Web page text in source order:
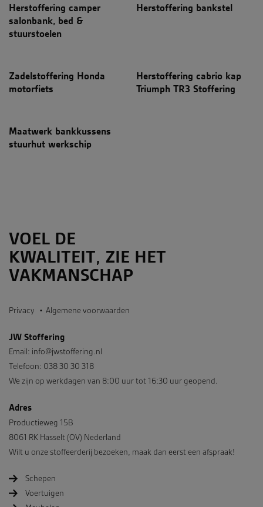
Herstoffering camper
salonbank, bed &
stuurstoelen
Herstoffering bankstel
Zadelstoffering Honda
motorfiets
Herstoffering cabrio kap
Triumph TR3 Stoffering
Maatwerk bankkussens
stuurhut werkschip
VOEL DE
KWALITEIT, ZIE HET
VAKMANSCHAP
Privacy Algemene voorwaarden
JW Stoffering
Email: info@jwstoffering.nl
Telefoon: 038 30 30 318
We zijn op werkdagen van 8:00 uur tot 16:30 uur geopend.
Adres
Productieweg 15B
8061 RK Hasselt (OV) Nederland
Wilt u onze stoffeerderij bezoeken, maak dan eerst een afspraak!
Schepen
Voertuigen